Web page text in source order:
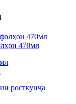
470мл